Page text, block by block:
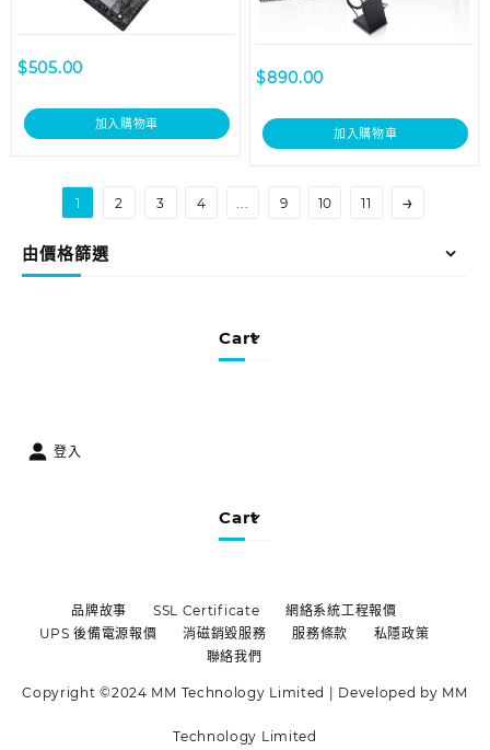
由價格篩選
Cart
$505.00
加入購物車
$890.00
加入購物車
1 2 3 4 ... 9 10 11 →
登入
Cart
品牌故事 SSL Certificate
網絡系統工程報價
UPS 後備電源報價
消磁銷毀服務 服務條款
私隱政策
聯絡我們
Copyright ©2024 MM Technology Limited | Developed by MM
Technology Limited